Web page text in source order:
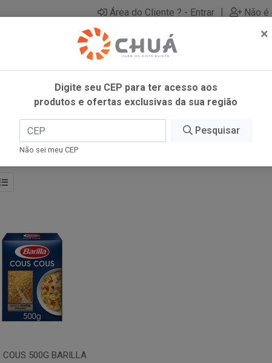
Área do Cliente ? - Entrar | Não é
COUS 500G BARILLA
×
Digite seu CEP para ter acesso aos
produtos e ofertas exclusivas da sua região
Pesquisar
Não sei meu CEP